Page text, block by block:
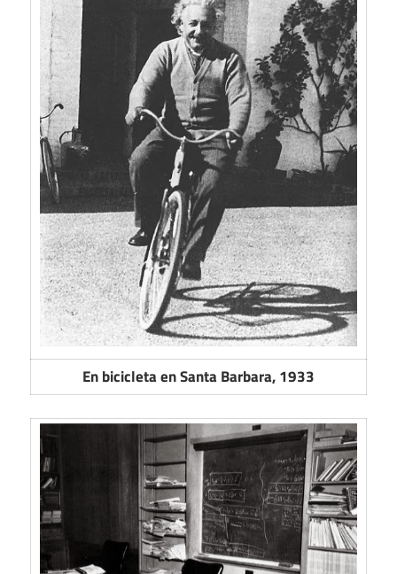
En bicicleta en Santa Barbara, 1933